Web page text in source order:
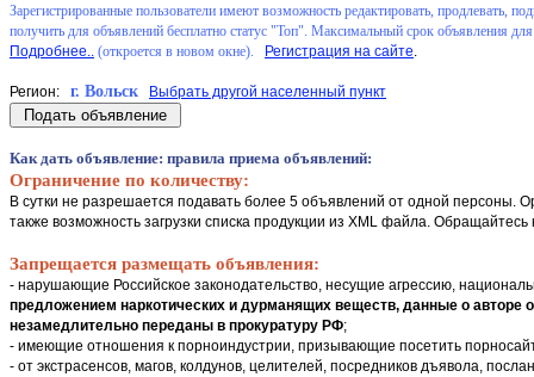
Зарегистрированные пользователи имеют возможность редактировать, продлевать,
получить для объявлений бесплатно статус "Топ". Максимальный срок объявления
Подробнее.. (откроется в новом окне). Регистрация на сайте.
Регион: г. Вольск Выбрать другой населенный пункт
Как дать объявление: правила приема объявлений:
Ограничение по количеству:
В сутки не разрешается подавать более 5 объявлений от одной персоны.
также возможность загрузки списка продукции из XML файла.
Запрещается размещать объявления:
- нарушающие Российское законодательство, несущие агрессию,
предложением наркотических и дурманящих веществ, данные о авторе
незамедлительно переданы в прокуратуру РФ;
- имеющие отношения к порноиндустрии, призывающие посетить
- от экстрасенсов, магов, колдунов, целителей, посредников дъявола,